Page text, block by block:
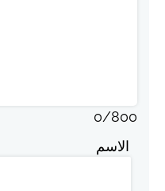
0/800
الاسم